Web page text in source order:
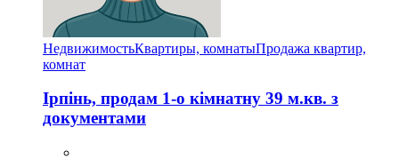
НедвижимостьКвартиры, комнатыПродажа квартир,
комнат
Ірпінь, продам 1-о кімнатну 39 м.кв. з
документами